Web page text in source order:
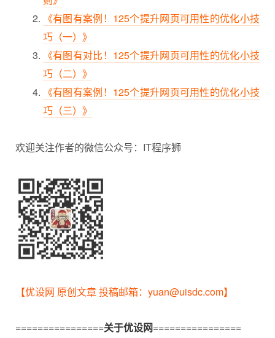
《有图有案例！125个提升网页可用性的优化小技
巧（一）》
《有图有对比！125个提升网页可用性的优化小技
巧（二）》
《有图有案例！125个提升网页可用性的优化小技
巧（三）》
欢迎关注作者的微信公众号：IT程序狮
【优设网 原创文章 投稿邮箱：yuan@uisdc.com】
================关于优设网================